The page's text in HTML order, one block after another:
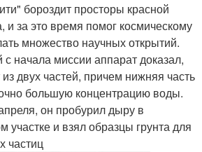
бороздит просторы красной
и за это время помог космическому
множество научных открытий.
начала миссии аппарат доказал,
из двух частей, причем нижняя часть
большую концентрацию воды.
он пробурил дыру в
участке и взял образцы грунта для
частиц